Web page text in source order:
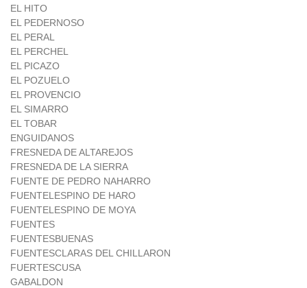
EL HITO
EL PEDERNOSO
EL PERAL
EL PERCHEL
EL PICAZO
EL POZUELO
EL PROVENCIO
EL SIMARRO
EL TOBAR
ENGUIDANOS
FRESNEDA DE ALTAREJOS
FRESNEDA DE LA SIERRA
FUENTE DE PEDRO NAHARRO
FUENTELESPINO DE HARO
FUENTELESPINO DE MOYA
FUENTES
FUENTESBUENAS
FUENTESCLARAS DEL CHILLARON
FUERTESCUSA
GABALDON